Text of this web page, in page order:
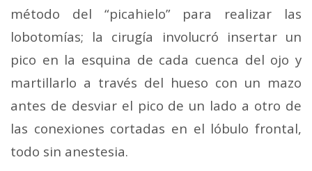
método del “picahielo” para realizar las
lobotomías; la cirugía involucró insertar un
pico en la esquina de cada cuenca del ojo y
martillarlo a través del hueso con un mazo
antes de desviar el pico de un lado a otro de
las conexiones cortadas en el lóbulo frontal,
todo sin anestesia.